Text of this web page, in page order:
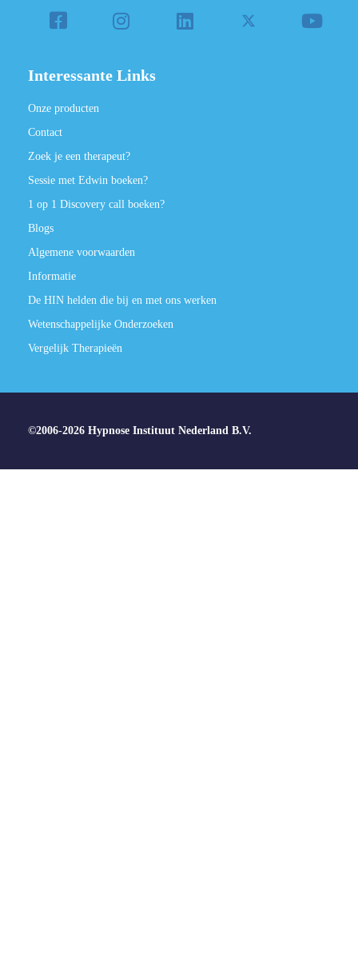
Interessante Links
Onze producten
Contact
Zoek je een therapeut?
Sessie met Edwin boeken?
1 op 1 Discovery call boeken?
Blogs
Algemene voorwaarden
Informatie
De HIN helden die bij en met ons werken
Wetenschappelijke Onderzoeken
Vergelijk Therapieën
©2006-2026 Hypnose Instituut Nederland B.V.